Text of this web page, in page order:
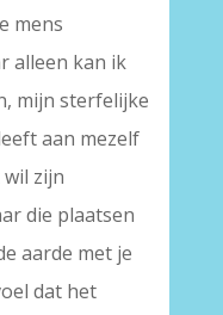
mens
alleen kan ik
mijn sterfelijke
aan mezelf
zijn
die plaatsen
aarde met je
dat het